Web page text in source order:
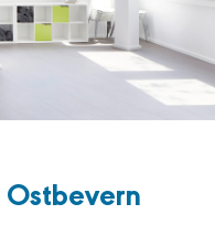
Ostbevern